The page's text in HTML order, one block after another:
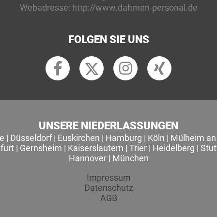
Webadresse: http://www.dahmen-personal.de
FOLGEN SIE UNS
UNSERE NIEDERLASSUNGEN
| Düsseldorf| Euskirchen | Hamburg | Köln | Mülheim
| Gernsheim | Kaiserslautern | Trier| Heidelberg |
Hannover| München
Impressum
Datenschutz
AGB